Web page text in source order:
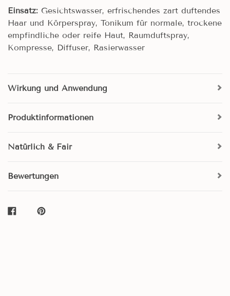
Einsatz: Gesichtswasser, erfrischendes zart duftendes
Haar und Körperspray, Tonikum für normale, trockene
empfindliche oder reife Haut, Raumduftspray,
Kompresse, Diffuser, Rasierwasser
Wirkung und Anwendung
Produktinformationen
Natürlich & Fair
Bewertungen
AUF
AUF